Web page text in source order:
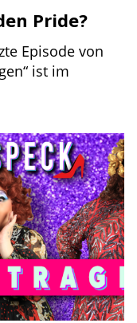
Pride?
Episode von
ist im